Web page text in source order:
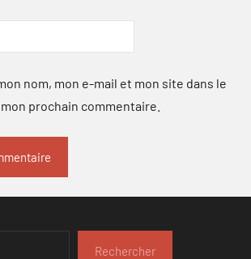
nom, mon e-mail et mon site dans le
prochain commentaire.
Rechercher